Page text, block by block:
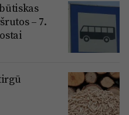
– 7.